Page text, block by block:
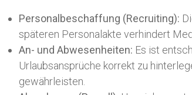
Personalbeschaffung (Recruiting):
späteren Personalakte verhindert
An- und Abwesenheiten: Es ist
Urlaubsansprüche korrekt zu
gewährleisten.